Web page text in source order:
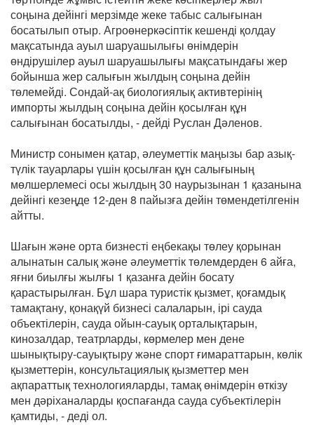
соңына дейінгі мерзімде жеке табыс салығынан
босатылып отыр. Агроөнеркәсіптік кешенді қолдау
мақсатында ауыл шаруашылығы өнімдерін
өндірушілер ауыл шаруашылығы мақсатындағы жер
бойынша жер салығын жылдың соңына дейін
төлемейді. Сондай-ақ биологиялық активтерінің
импорты жылдың соңына дейін қосылған құн
салығынан босатылды, - дейді Руслан Дәленов.
Министр сонымен қатар, әлеуметтік маңызы бар азық-
түлік тауарлары үшін қосылған құн салығының
мөлшерлемесі осы жылдың 30 наурызынан 1 қазанына
дейінгі кезеңде 12-ден 8 пайызға дейін төмендетілгенін
айтты.
Шағын және орта бизнесті еңбекақы төлеу қорынан
алынатын салық және әлеуметтік төлемдерден 6 айға,
яғни биылғы жылғы 1 қазанға дейін босату
қарастырылған. Бұл шара туристік қызмет, қоғамдық
тамақтану, қонақүй бизнесі салаларын, ірі сауда
объектілерін, сауда ойын-сауық орталықтарын,
кинозалдар, театрларды, көрмелер мен дене
шынықтыру-сауықтыру және спорт ғимараттарын, көлік
қызметтерін, консультациялық қызметтер мен
ақпараттық технологияларды, тамақ өнімдерін өткізу
мен дәріханаларды қоспағанда сауда субъектілерін
қамтиды, - деді ол.